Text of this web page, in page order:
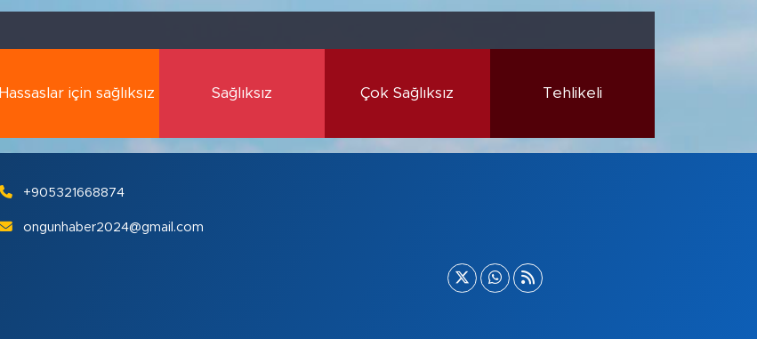
Hassaslar için sağlıksız Sağlıksız Çok Sağlıksız Tehlikeli
+905321668874
ongunhaber2024@gmail.com